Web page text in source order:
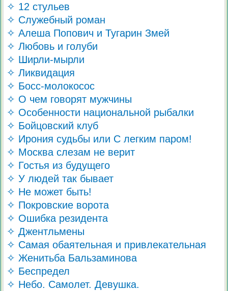
✧ 12 стульев
✧ Служебный роман
✧ Алеша Попович и Тугарин Змей
✧ Любовь и голуби
✧ Ширли-мырли
✧ Ликвидация
✧ Босс-молокосос
✧ О чем говорят мужчины
✧ Особенности национальной рыбалки
✧ Бойцовский клуб
✧ Ирония судьбы или С легким паром!
✧ Москва слезам не верит
✧ Гостья из будущего
✧ У людей так бывает
✧ Не может быть!
✧ Покровские ворота
✧ Ошибка резидента
✧ Джентльмены
✧ Самая обаятельная и привлекательная
✧ Женитьба Бальзаминова
✧ Беспредел
✧ Небо. Самолет. Девушка.